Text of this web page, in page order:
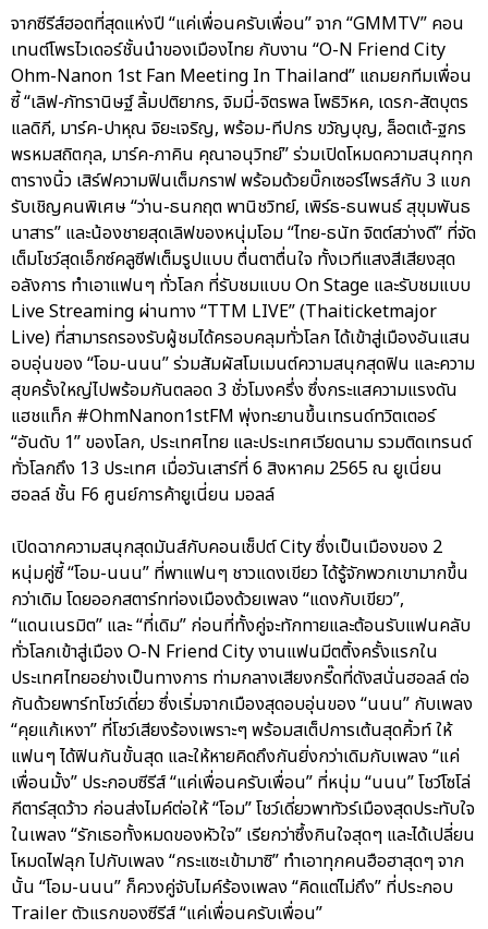
จากซีรีส์ฮอตที่สุดแห่งปี “แค่เพื่อนครับเพื่อน” จาก “GMMTV” คอน
เทนต์โพรไวเดอร์ชั้นนำของเมืองไทย กับงาน “O-N Friend City
Ohm-Nanon 1st Fan Meeting In Thailand” แถมยกทีมเพื่อน
ซี้ “เลิฟ-ภัทรานิษฐ์ ลิ้มปติยากร, จิมมี่-จิตรพล โพธิวิหค, เดรก-สัตบุตร
แลดิกี, มาร์ค-ปาหุณ จิยะเจริญ, พร้อม-ทีปกร ขวัญบุญ, ล็อตเต้-ฐกร
พรหมสถิตกุล, มาร์ค-ภาคิน คุณาอนุวิทย์” ร่วมเปิดโหมดความสนุกทุก
ตารางนิ้ว เสิร์ฟความฟินเต็มกราฟ พร้อมด้วยบิ๊กเซอร์ไพรส์กับ 3 แขก
รับเชิญคนพิเศษ “ว่าน-ธนกฤต พานิชวิทย์, เพิร์ธ-ธนพนธ์ สุขุมพันธ
นาสาร” และน้องชายสุดเลิฟของหนุ่มโอม “ไทย-ธนัท จิตต์สว่างดี” ที่จัด
เต็มโชว์สุดเอ็กซ์คลูซีฟเต็มรูปแบบ ตื่นตาตื่นใจ ทั้งเวทีแสงสีเสียงสุด
อลังการ ทำเอาแฟนๆ ทั่วโลก ที่รับชมแบบ On Stage และรับชมแบบ
Live Streaming ผ่านทาง “TTM LIVE” (Thaiticketmajor
Live) ที่สามารถรองรับผู้ชมได้ครอบคลุมทั่วโลก ได้เข้าสู่เมืองอันแสน
อบอุ่นของ “โอม-นนน” ร่วมสัมผัสโมเมนต์ความสนุกสุดฟิน และความ
สุขครั้งใหญ่ไปพร้อมกันตลอด 3 ชั่วโมงครึ่ง ซึ่งกระแสความแรงดัน
แฮชแท็ก #OhmNanon1stFM พุ่งทะยานขึ้นเทรนด์ทวิตเตอร์
“อันดับ 1” ของโลก, ประเทศไทย และประเทศเวียดนาม รวมติดเทรนด์
ทั่วโลกถึง 13 ประเทศ เมื่อวันเสาร์ที่ 6 สิงหาคม 2565 ณ ยูเนี่ยน
ฮอลล์ ชั้น F6 ศูนย์การค้ายูเนี่ยน มอลล์
เปิดฉากความสนุกสุดมันส์กับคอนเซ็ปต์ City ซึ่งเป็นเมืองของ 2
หนุ่มคู่ซี้ “โอม-นนน” ที่พาแฟนๆ ชาวแดงเขียว ได้รู้จักพวกเขามากขึ้น
กว่าเดิม โดยออกสตาร์ทท่องเมืองด้วยเพลง “แดงกับเขียว”,
“แดนเนรมิต” และ “ที่เดิม” ก่อนที่ทั้งคู่จะทักทายและต้อนรับแฟนคลับ
ทั่วโลกเข้าสู่เมือง O-N Friend City งานแฟนมีตติ้งครั้งแรกใน
ประเทศไทยอย่างเป็นทางการ ท่ามกลางเสียงกรี๊ดที่ดังสนั่นฮอลล์ ต่อ
กันด้วยพาร์ทโชว์เดี่ยว ซึ่งเริ่มจากเมืองสุดอบอุ่นของ “นนน” กับเพลง
“คุยแก้เหงา” ที่โชว์เสียงร้องเพราะๆ พร้อมสเต็ปการเต้นสุดคิ้วท์ ให้
แฟนๆ ได้ฟินกันขั้นสุด และให้หายคิดถึงกันยิ่งกว่าเดิมกับเพลง “แค่
เพื่อนมั้ง” ประกอบซีรีส์ “แค่เพื่อนครับเพื่อน” ที่หนุ่ม “นนน” โชว์โซโล่
กีตาร์สุดว้าว ก่อนส่งไมค์ต่อให้ “โอม” โชว์เดี่ยวพาทัวร์เมืองสุดประทับใจ
ในเพลง “รักเธอทั้งหมดของหัวใจ” เรียกว่าซึ้งกินใจสุดๆ และได้เปลี่ยน
โหมดไฟลุก ไปกับเพลง “กระแซะเข้ามาซิ” ทำเอาทุกคนฮือฮาสุดๆ จาก
นั้น “โอม-นนน” ก็ควงคู่จับไมค์ร้องเพลง “คิดแต่ไม่ถึง” ที่ประกอบ
Trailer ตัวแรกของซีรีส์ “แค่เพื่อนครับเพื่อน”